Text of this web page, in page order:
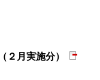
２月実施分）